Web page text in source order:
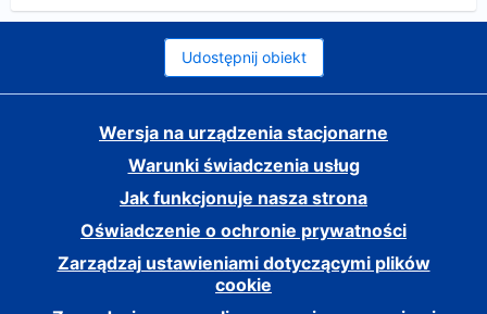
Udostępnij obiekt
Wersja na urządzenia stacjonarne
Warunki świadczenia usług
Jak funkcjonuje nasza strona
Oświadczenie o ochronie prywatności
Zarządzaj ustawieniami dotyczącymi plików
cookie